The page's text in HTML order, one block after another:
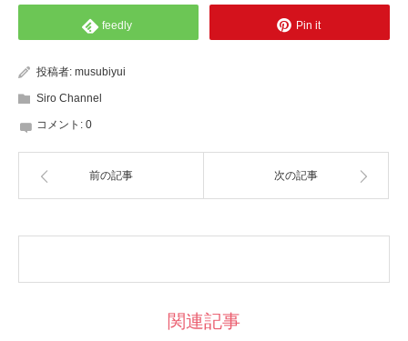
feedly Pin it
投稿者: musubiyui
Siro Channel
コメント: 0
前の記事 次の記事
関連記事